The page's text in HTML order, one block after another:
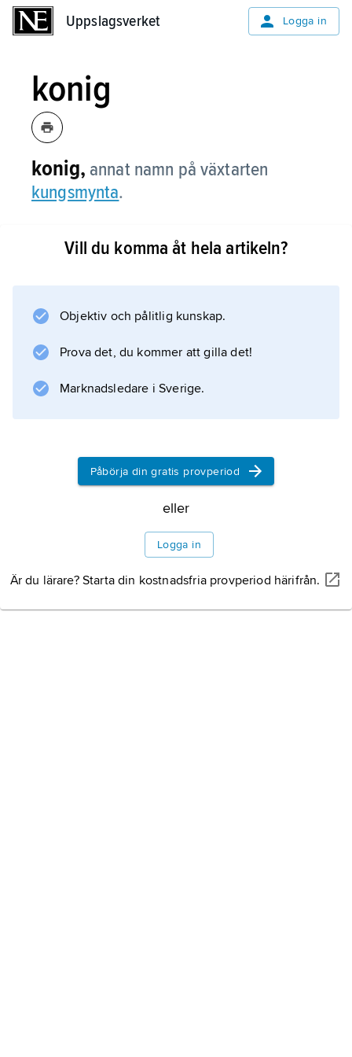
Uppslagsverket Logga in
konig
konig, annat namn på växtarten
kungsmynta.
Vill du komma åt hela artikeln?
Objektiv och pålitlig kunskap.
Prova det, du kommer att gilla det!
Marknadsledare i Sverige.
Påbörja din gratis provperiod
eller
Logga in
Är du lärare? Starta din kostnadsfria provperiod härifrån.